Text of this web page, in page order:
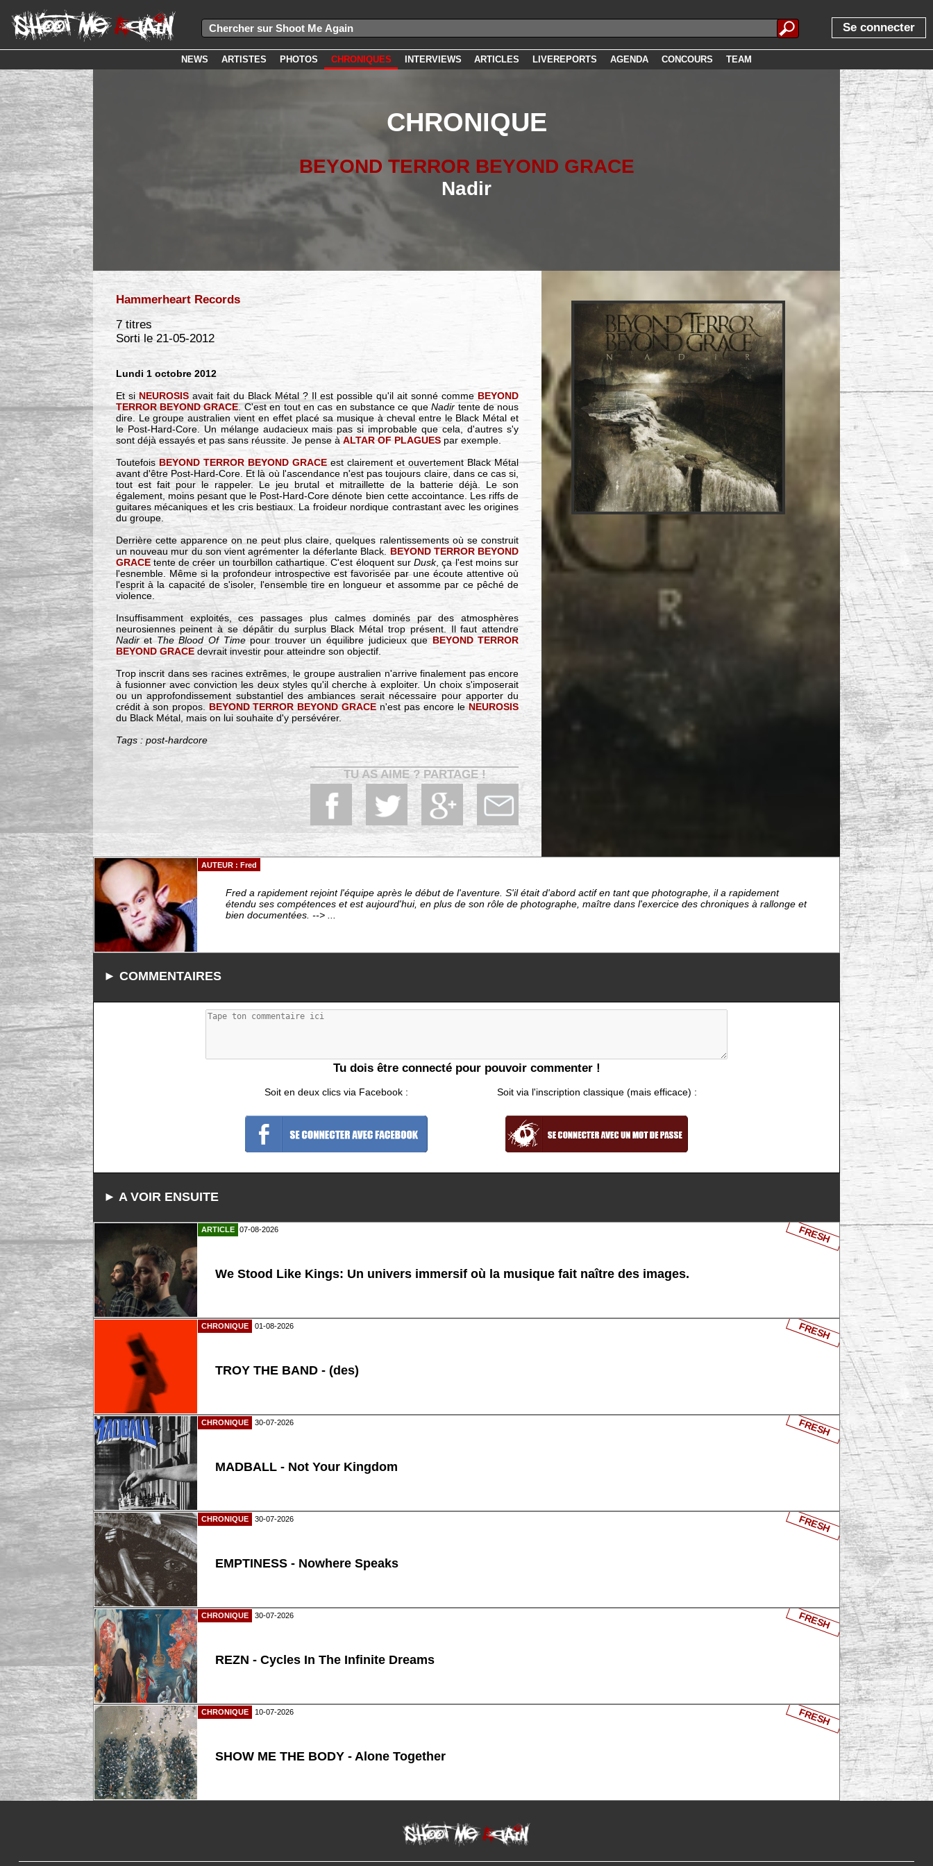
Se connecter
NEWS ARTISTES PHOTOS CHRONIQUES INTERVIEWS ARTICLES LIVEREPORTS AGENDA CONCOURS TEAM
CHRONIQUE
BEYOND TERROR BEYOND GRACE
Nadir
Hammerheart Records
7 titres
Sorti le 21-05-2012
Lundi 1 octobre 2012
Et si NEUROSISavait fait du Black Métal ? Il est possible qu'il ait sonné comme BEYOND
TERROR BEYOND GRACE. C'est en tout en cas en substance ce queNadir tente de nous
dire. Le groupe australien vient en effet placé sa musique à cheval entre le Black Métal et
le Post-Hard-Core. Un mélange audacieux mais pas si improbable que cela, d'autres s'y
sont déjà essayés et pas sans réussite. Je pense à ALTAR OF PLAGUESpar exemple.
Toutefois BEYOND TERROR BEYOND GRACEest clairement et ouvertement Black Métal
avant d'être Post-Hard-Core. Et là où l'ascendance n'est pas toujours claire, dans ce cas si,
tout est fait pour le rappeler. Le jeu brutal et mitraillette de la batterie déjà. Le son
également, moins pesant que le Post-Hard-Core dénote bien cette accointance. Les riffs de
guitares mécaniques et les cris bestiaux. La froideur nordique contrastant avec les origines
du groupe.
Derrière cette apparence on ne peut plus claire, quelques ralentissements où se construit
un nouveau mur du son vient agrémenter la déferlante Black. BEYOND TERROR BEYOND
GRACEtente de créer un tourbillon cathartique. C'est éloquent surDusk, ça l'est moins sur
l'esnemble. Même si la profondeur introspective est favorisée par une écoute attentive où
l'esprit à la capacité de s'isoler, l'ensemble tire en longueur et assomme par ce pêché de
violence.
Insuffisamment exploités, ces passages plus calmes dominés par des atmosphères
neurosiennes peinent à se dépâtir du surplus Black Métal trop présent. Il faut attendre
NadiretThe Blood Of Timepour trouver un équilibre judicieux que BEYOND TERROR
BEYOND GRACEdevrait investir pour atteindre son objectif.
Trop inscrit dans ses racines extrêmes, le groupe australien n'arrive finalement pas encore
à fusionner avec conviction les deux styles qu'il cherche à exploiter. Un choix s'imposerait
ou un approfondissement substantiel des ambiances serait nécessaire pour apporter du
crédit à son propos. BEYOND TERROR BEYOND GRACE n'est pas encore leNEUROSIS
du Black Métal, mais on lui souhaite d'y persévérer.
Tags : post-hardcore
TU AS AIME ? PARTAGE !
AUTEUR : Fred
Fred a rapidement rejoint l'équipe après le début de l'aventure. S'il était d'abord actif en tant que photographe, il a rapidement
étendu ses compétences et est aujourd'hui, en plus de son rôle de photographe, maître dans l'exercice des chroniques à rallonge et
bien documentées. --> ...
► COMMENTAIRES
Tu dois être connecté pour pouvoir commenter !
Soit en deux clics via Facebook : Soit via l'inscription classique (mais efficace) :
► A VOIR ENSUITE
ARTICLE 07-08-2026
We Stood Like Kings: Un univers immersif où la musique fait naître des images.
FRESH
CHRONIQUE 01-08-2026
TROY THE BAND - (des)
FRESH
CHRONIQUE 30-07-2026
MADBALL - Not Your Kingdom
FRESH
CHRONIQUE 30-07-2026
EMPTINESS - Nowhere Speaks
FRESH
CHRONIQUE 30-07-2026
REZN - Cycles In The Infinite Dreams
FRESH
CHRONIQUE 10-07-2026
SHOW ME THE BODY - Alone Together
FRESH